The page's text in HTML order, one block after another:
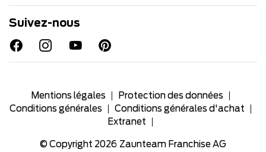
Suivez-nous
Mentions légales
Protection des données
Conditions générales
Conditions générales d'achat
Extranet
© Copyright 2026 Zaunteam Franchise AG